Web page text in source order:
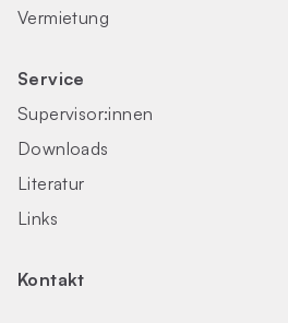
Vermietung
Service
Supervisor:innen
Downloads
Literatur
Links
Kontakt